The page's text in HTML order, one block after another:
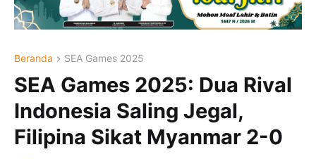
Beranda SEA Games 2025
SEA Games 2025: Dua Rival
Indonesia Saling Jegal,
Filipina Sikat Myanmar 2-0